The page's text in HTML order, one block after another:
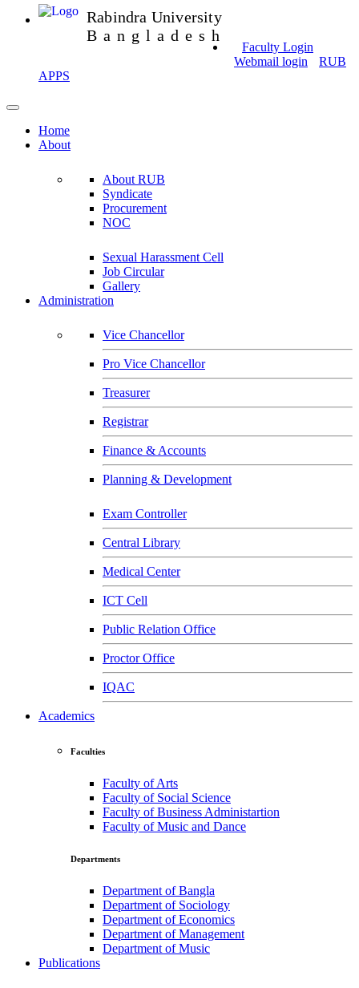
Rabindra University
Bangladesh
Faculty Login
Webmail login
RUB
APPS
Home
About
About RUB
Syndicate
Procurement
NOC
Sexual Harassment Cell
Job Circular
Gallery
Administration
Vice Chancellor
Pro Vice Chancellor
Treasurer
Registrar
Finance & Accounts
Planning & Development
Exam Controller
Central Library
Medical Center
ICT Cell
Public Relation Office
Proctor Office
IQAC
Academics
Faculties
Faculty of Arts
Faculty of Social Science
Faculty of Business Administartion
Faculty of Music and Dance
Departments
Department of Bangla
Department of Sociology
Department of Economics
Department of Management
Department of Music
Publications